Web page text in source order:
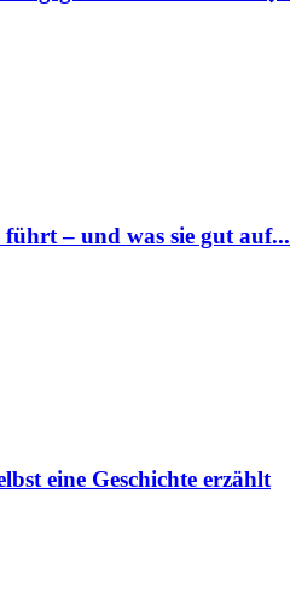
– und was sie gut auf...
eine Geschichte erzählt